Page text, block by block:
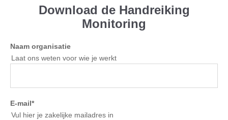
Download de Handreiking
Monitoring
Naam organisatie
Laat ons weten voor wie je werkt
E-mail*
Vul hier je zakelijke mailadres in